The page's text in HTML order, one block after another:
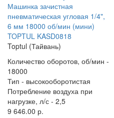
Машинка зачистная
пневматическая угловая 1/4",
6 мм 18000 об/мин (мини)
TOPTUL KASD0818
Toptul (Тайвань)
Количество оборотов, об/мин -
18000
Тип - высокооборотистая
Потребление воздуха при
нагрузке, л/с - 2,5
9 646.00 р.